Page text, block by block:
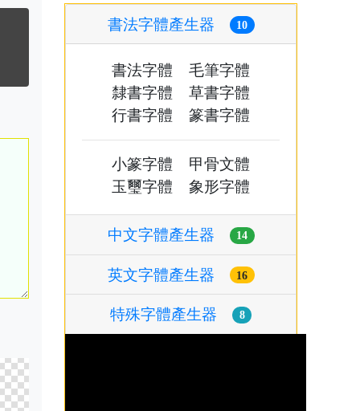
書法字體產生器 10
書法字體
毛筆字體
隸書字體
草書字體
行書字體
篆書字體
小篆字體
甲骨文體
玉璽字體
象形字體
中文字體產生器 14
英文字體產生器 16
特殊字體產生器 8